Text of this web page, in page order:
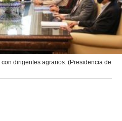
dirigentes agrarios. (Presidencia de